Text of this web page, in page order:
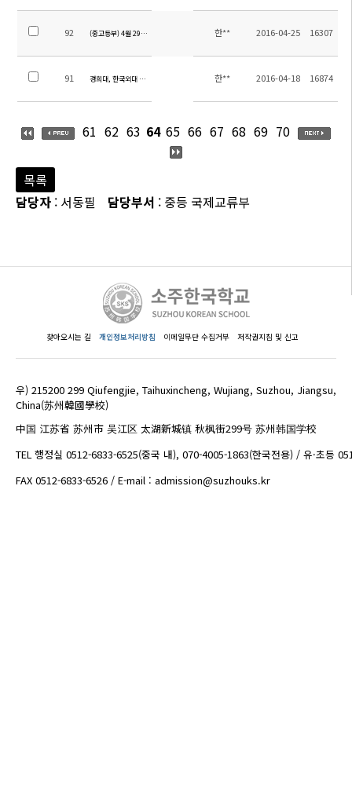
92 (중고등부) 4월 29일 과학경시대회 안내 한** 2016-04-25 16307
91 경희대, 한국외대 입시 설명회 안내 및 차량 운행 시간 공지
한** 2016-04-18 16874
61 62 63 64 65 66 67 68 69 70
목록
담당자 : 서동필 담당부서 : 중등 국제교류부
찾아오시는 길 개인정보처리방침 이메일무단 수집거부 저작권지침 및 신고
우) 215200 299 Qiufengjie, Taihuxincheng, Wujiang, Suzhou, Jiangsu,
China(苏州韓國學校)
中国 江苏省 苏州市 吴江区 太湖新城镇 秋枫街299号 苏州韩国学校
TEL 행정실 0512-6833-6525(중국 내), 070-4005-1863(한국전용) / 유·초등
FAX 0512-6833-6526 / E-mail : admission@suzhouks.kr